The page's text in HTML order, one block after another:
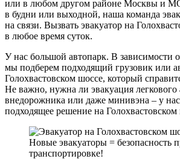
или в любом другом районе Москвы и
в будни или выходной, наша команда
на связи. Вызвать эвакуатор на
в любое время суток.
У нас большой автопарк. В зависимости
мы подберем подходящий грузовик или
Голохвастовском шоссе, который
Не важно, нужна ли эвакуация легкового
внедорожника или даже минивэна – у нас
подходящее решение на Голохвастовском
Новые эвакуаторы = безопасность
транспортировке!